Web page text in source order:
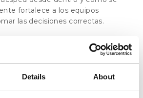
Details About
fortalece a los equipos
las decisiones correctas.
Alliance ofrece a los
la visibilidad en un momento
las opciones de